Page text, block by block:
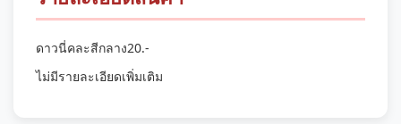
ดาวนี่คละสีกลาง20.-
ไม่มีรายละเอียดเพิ่มเติม